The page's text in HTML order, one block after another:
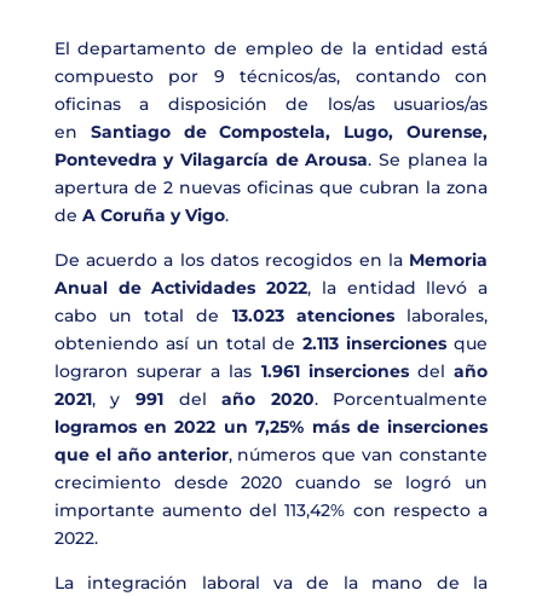
El departamento de empleo de la entidad está
compuesto por 9 técnicos/as, contando con
oficinas a disposición de los/as usuarios/as
en Santiago de Compostela, Lugo, Ourense,
Pontevedra y Vilagarcía de Arousa. Se planea la
apertura de 2 nuevas oficinas que cubran la zona
de A Coruña y Vigo.
De acuerdo a los datos recogidos en la Memoria
Anual de Actividades 2022, la entidad llevó a
cabo un total de 13.023 atencioneslaborales,
obteniendo así un total de2.113 inserciones que
lograron superar a las 1.961 insercionesdelaño
2021, y 991delaño 2020. Porcentualmente
logramos en 2022 un 7,25% más de inserciones
que el año anterior, números que van constante
crecimiento desde 2020 cuando se logró un
importante aumento del 113,42% con respecto a
2022.
La integración laboral va de la mano de la